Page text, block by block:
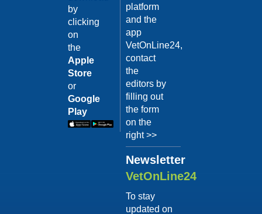
La
by
clicking
on
the
Apple
Store
or
Google
Play
platform
and the
app
VetOnLine24,
contact
the
editors by
filling out
the form
on the
right >>
Newsletter
VetOnLine24
To stay
updated on